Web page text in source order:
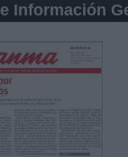
Información